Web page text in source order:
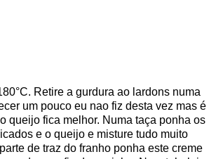
Retire a gurdura ao lardons numa
um pouco eu nao fiz desta vez mas é
queijo fica melhor. Numa taça ponha os
e o queijo e misture tudo muito
de traz do franho ponha este creme